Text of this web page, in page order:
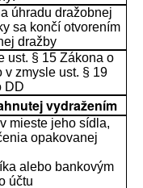
úhradu dražobnej
sa končí otvorením
dražby
ust. § 15 Zákona o
v zmysle ust. § 19
DD
vydražením
mieste jeho sídla,
opakovanej
alebo bankovým
účtu